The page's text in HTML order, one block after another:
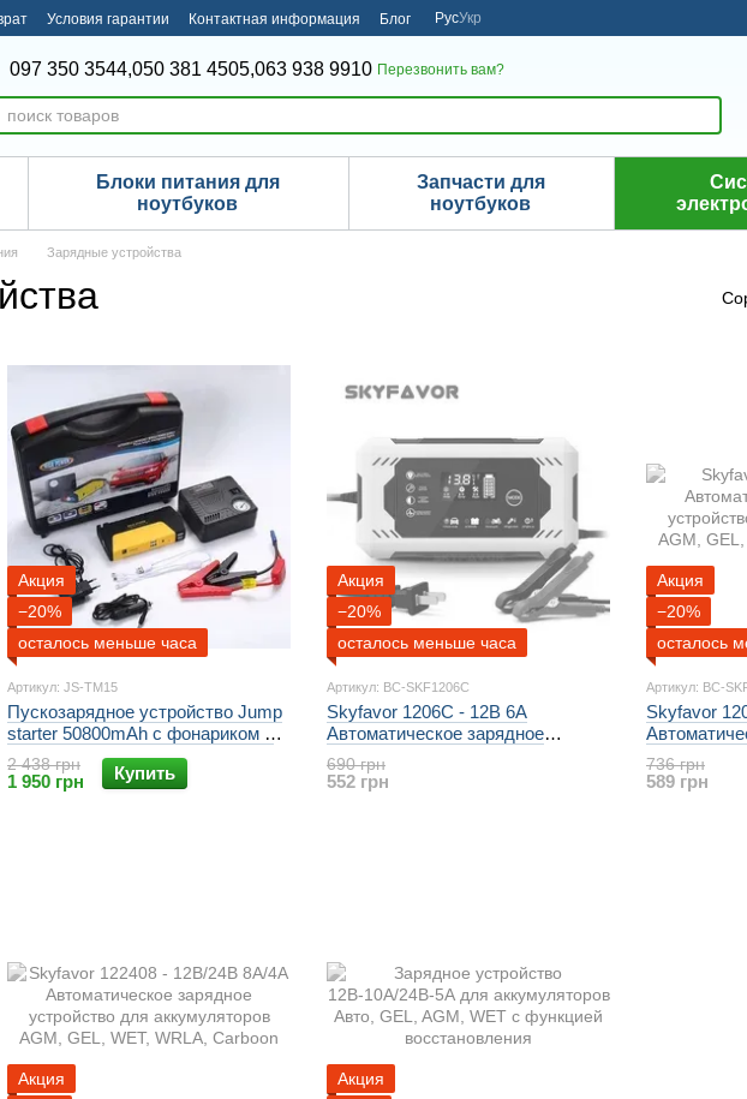
Условия гарантии Контактная информация Блог РусУкр
097 350 3544,050 381 4505,063 938 9910 Перезвонить вам?
Блоки питания для
ноутбуков
Запчасти для
ноутбуков
Зарядные устройства
Акция
−20%
осталось меньше часа
Артикул: JS-TM15
Пускозарядное устройство Jump
starter 50800mAh с фонариком и
2хUSB + Компрессор
электрический для шин
2 438 грн
1 950 грн Купить
Акция
−20%
осталось меньше часа
Артикул: BC-SKF1206C
Skyfavor 1206C - 12В 6А
Автоматическое зарядное
устройство для аккумуляторов
690 грн
552 грн
Акция
−20%
осталось
Артикул: BC-
Skyfavor
устройство
AGM, GEL,
736 грн
589 грн
Акция
Акция